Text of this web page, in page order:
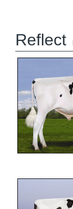
Reflect